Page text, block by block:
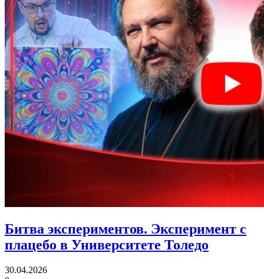
Битва экспериментов. Эксперимент с
плацебо в Университете Толедо
30.04.2026